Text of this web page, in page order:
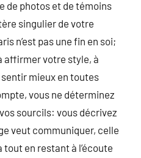
de photos et de témoins
singulier de votre
n’est pas une fin en soi;
affirmer votre style, à
mieux en toutes
vous ne déterminez
sourcils: vous décrivez
veut communiquer, celle
tout en restant à l’écoute